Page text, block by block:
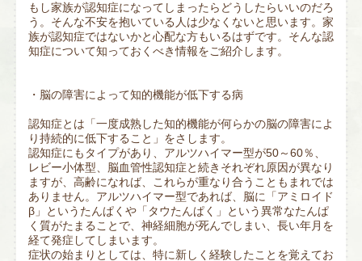
もし家族が認知症になってしまったらどうしたらいいのだろ
う。そんな不安を抱いている人は少なくないと思います。家
族が認知症ではないかと心配な方もいるはずです。そんな認
知症について知っておくべき情報をご紹介します。
・脳の障害によって知的機能が低下する病
認知症とは「一度成熟した知的機能が何らかの脳の障害によ
り持続的に低下すること」をさします。
認知症にもタイプがあり、アルツハイマー型が50～60％、
レビー小体型、脳血管性認知症と続きそれぞれ原因が異なり
ますが、高齢になれば、これらが重なり合うこともまれでは
ありません。アルツハイマー型であれば、脳に「アミロイド
β」というたんぱくや「タウたんぱく」という異常なたんぱ
く質がたまることで、神経細胞が死んでしまい、長い年月を
経て発症してしまいます。
症状の始まりとしては、特に新しく経験したことを覚えてお